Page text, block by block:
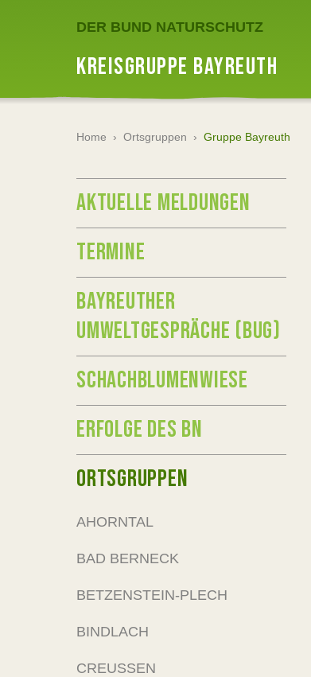
DER BUND NATURSCHUTZ
KREISGRUPPE BAYREUTH
Home › Ortsgruppen › Gruppe Bayreuth
AKTUELLE MELDUNGEN
TERMINE
BAYREUTHER
UMWELTGESPRÄCHE (BUG)
SCHACHBLUMENWIESE
ERFOLGE DES BN
ORTSGRUPPEN
AHORNTAL
BAD BERNECK
BETZENSTEIN-PLECH
BINDLACH
CREUSSEN